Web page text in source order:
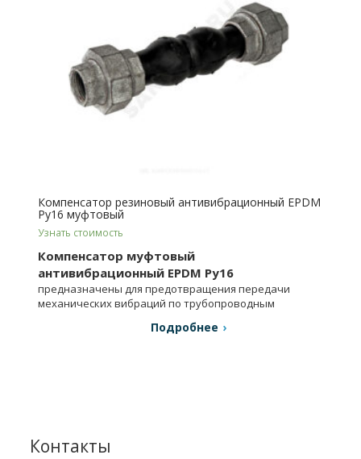
Компенсатор резиновый антивибрационный EPDM
Ру16 муфтовый
Узнать стоимость
Компенсатор муфтовый
антивибрационный EPDM Ру16
предназначены для предотвращения передачи
механических вибраций по трубопроводным
Подробнее
Контакты